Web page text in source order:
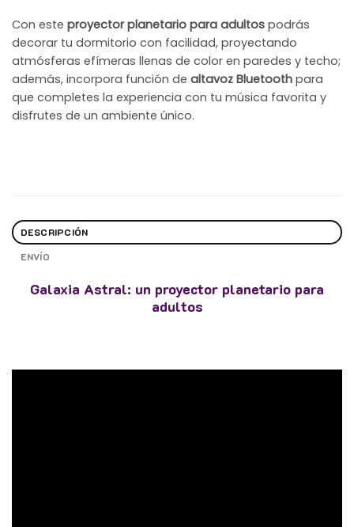
Con este proyector planetario para adultos podrás
decorar tu dormitorio con facilidad, proyectando
atmósferas efímeras llenas de color en paredes y techo;
además, incorpora función de altavoz Bluetooth para
que completes la experiencia con tu música favorita y
disfrutes de un ambiente único.
DESCRIPCIÓN
ENVÍO
Galaxia Astral: un proyector planetario para
adultos